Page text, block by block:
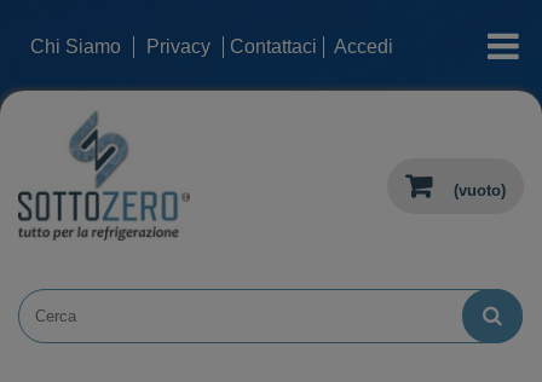
Chi Siamo Privacy Contattaci Accedi categorie
(vuoto)